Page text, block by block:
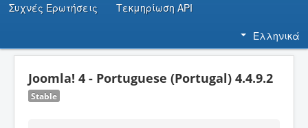
Συχνές Ερωτήσεις Τεκμηρίωση API
Ελληνικά
Joomla! 4 - Portuguese (Portugal) 4.4.9.2
Stable